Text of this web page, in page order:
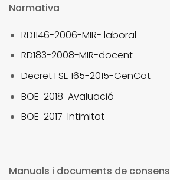
Normativa
RD1146-2006-MIR- laboral
RD183-2008-MIR-docent
Decret FSE 165-2015-GenCat
BOE-2018-Avaluació
BOE-2017-Intimitat
Manuals i documents de consens